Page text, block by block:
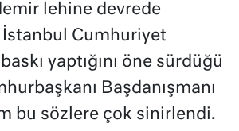
lehine devrede
İstanbul Cumhuriyet
yaptığını öne sürdüğü
Başdanışmanı
bu sözlere çok sinirlendi.